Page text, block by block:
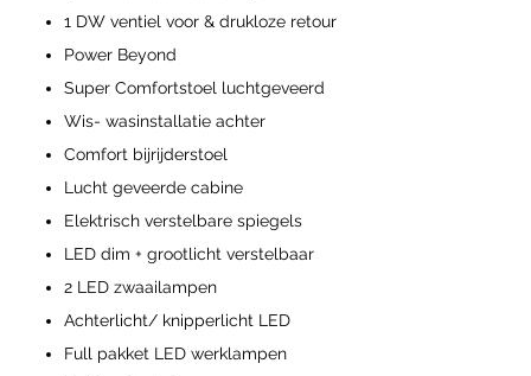
1 DW ventiel voor & drukloze retour
Power Beyond
Super Comfortstoel luchtgeveerd
Wis- wasinstallatie achter
Comfort bijrijderstoel
Lucht geveerde cabine
Elektrisch verstelbare spiegels
LED dim + grootlicht verstelbaar
2 LED zwaailampen
Achterlicht/ knipperlicht LED
Full pakket LED werklampen